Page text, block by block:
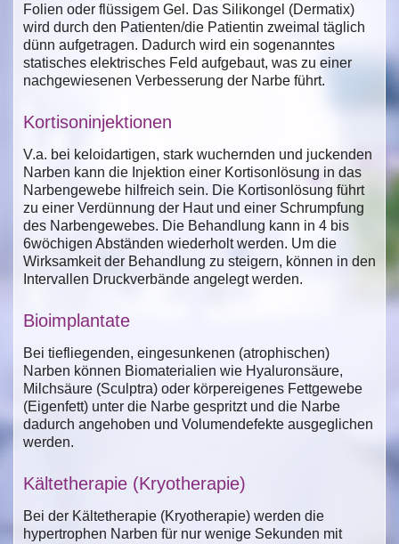
Folien oder flüssigem Gel. Das Silikongel (Dermatix)
wird durch den Patienten/die Patientin zweimal täglich
dünn aufgetragen. Dadurch wird ein sogenanntes
statisches elektrisches Feld aufgebaut, was zu einer
nachgewiesenen Verbesserung der Narbe führt.
Kortisoninjektionen
V.a. bei keloidartigen, stark wuchernden und juckenden
Narben kann die Injektion einer Kortisonlösung in das
Narbengewebe hilfreich sein. Die Kortisonlösung führt
zu einer Verdünnung der Haut und einer Schrumpfung
des Narbengewebes. Die Behandlung kann in 4 bis
6wöchigen Abständen wiederholt werden. Um die
Wirksamkeit der Behandlung zu steigern, können in den
Intervallen Druckverbände angelegt werden.
Bioimplantate
Bei tiefliegenden, eingesunkenen (atrophischen)
Narben können Biomaterialien wie Hyaluronsäure,
Milchsäure (Sculptra) oder körpereigenes Fettgewebe
(Eigenfett) unter die Narbe gespritzt und die Narbe
dadurch angehoben und Volumendefekte ausgeglichen
werden.
Kältetherapie (Kryotherapie)
Bei der Kältetherapie (Kryotherapie) werden die
hypertrophen Narben für nur wenige Sekunden mit